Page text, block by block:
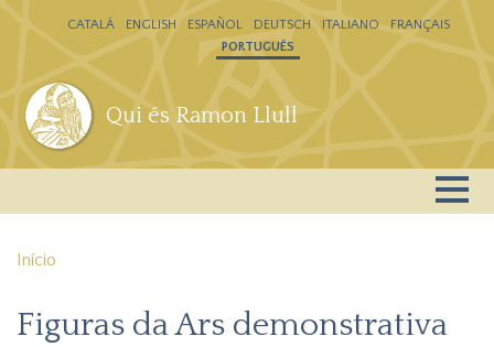
Passar para o conteúdo principal
Qui és Ramon Llull
CATALÁ ENGLISH ESPAÑOL DEUTSCH ITALIANO
FRANÇAIS
PORTUGUÊS
Início
Figuras da Ars demonstrativa